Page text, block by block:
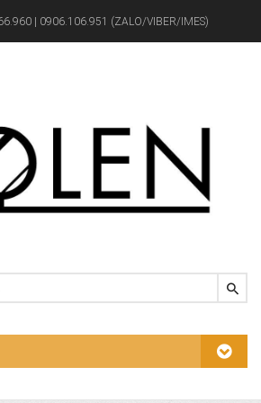
| 0906.106.951 (ZALO/VIBER/IMES)